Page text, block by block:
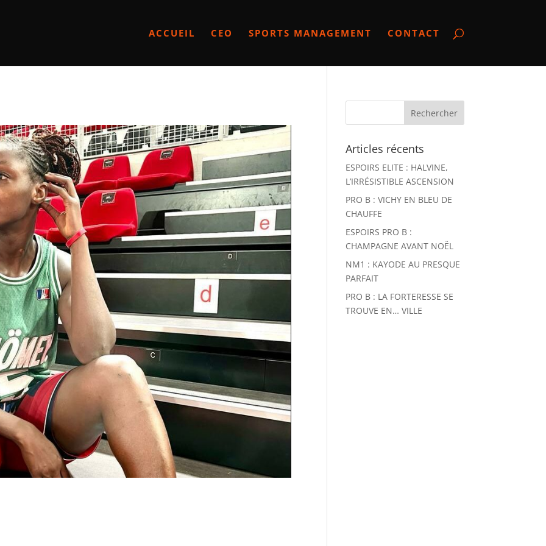
ACCUEIL CEO SPORTS MANAGEMENT CONTACT
Articles récents
ESPOIRS ELITE : HALVINE,
L’IRRÉSISTIBLE ASCENSION
PRO B : VICHY EN BLEU DE
CHAUFFE
ESPOIRS PRO B :
CHAMPAGNE AVANT NOËL
NM1 : KAYODE AU PRESQUE
PARFAIT
PRO B : LA FORTERESSE SE
TROUVE EN… VILLE